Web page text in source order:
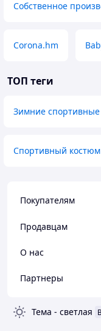
Собственное
Corona.hm
ТОП теги
Зимние
Спортивный костюм
Покупателям
Продавцам
О нас
Партнеры
Тема - светлая